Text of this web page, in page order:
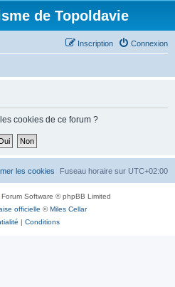
de Topoldavie
Connexion
Inscription
cookies de ce forum ?
Fuseau horaire sur UTC+02:00
les cookies
Software © phpBB Limited
officielle ©Miles Cellar
| Conditions